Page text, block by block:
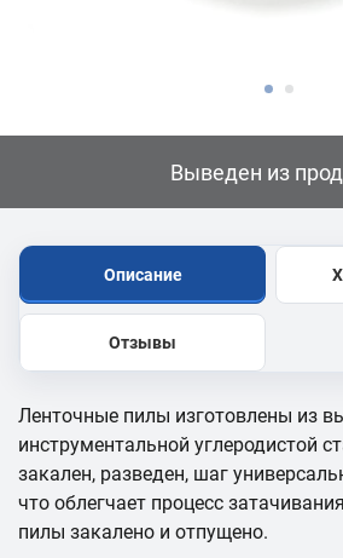
Выведен из
Описание
Отзывы
Ленточные пилы изготовлены из
инструментальной углеродистой
закален, разведен, шаг
что облегчает процесс
пилы закалено и отпущено.